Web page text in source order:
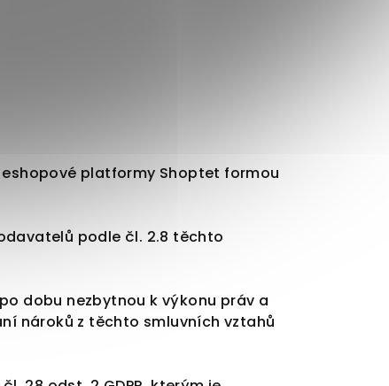
platformy Shoptet formou
podle čl. 2.8 těchto
dobu nezbytnou k výkonu práv a
nároků z těchto smluvních vztahů